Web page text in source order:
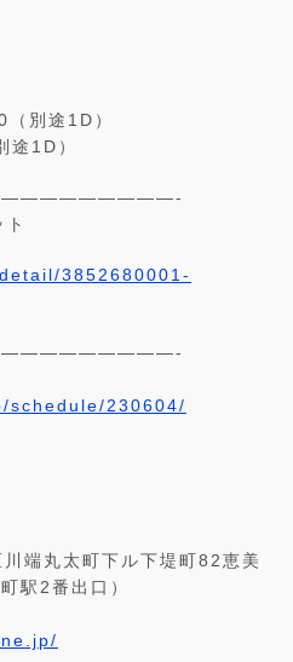
別途1D）
1D）
3852680001-
schedule/230604/
端丸太町下ル下堤町82恵美
駅2番出口）